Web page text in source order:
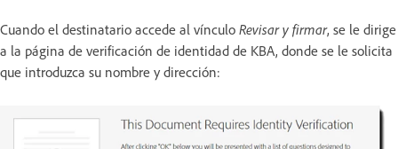
Cuando el destinatario accede al vínculo Revisar y firmar, se le dirige
a la página de verificación de identidad de KBA, donde se le solicita
que introduzca su nombre y dirección: